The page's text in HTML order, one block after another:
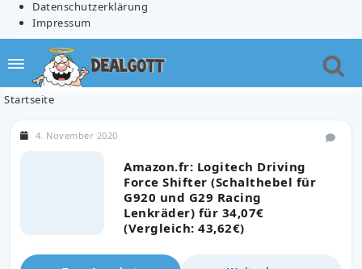
Datenschutzerklärung
Impressum
Startseite
Amazon.fr: Logitech Driving
Force Shifter (Schalthebel für
G920 und G29 Racing
Lenkräder) für 34,07€
(Vergleich: 43,62€)
4. November 2020